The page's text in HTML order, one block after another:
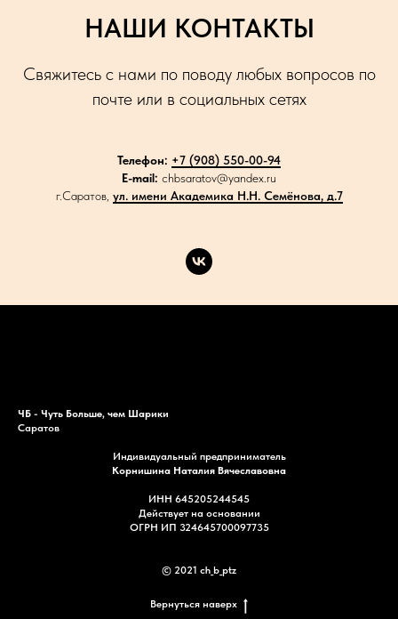
НАШИ КОНТАКТЫ
Свяжитесь с нами по поводу любых вопросов по
почте или в социальных сетях
Телефон: +7 (908) 550-00-94
E-mail: chbsaratov@yandex.ru
г.Саратов, ул. имени Академика Н.Н. Семёнова, д.7
ЧБ - Чуть Больше, чем Шарики
Саратов
Индивидуальный предприниматель
Корнишина Наталия Вячеславовна
ИНН 645205244545
Действует на основании
ОГРН ИП 324645700097735
© 2021 ch_b_ptz
Вернуться наверх